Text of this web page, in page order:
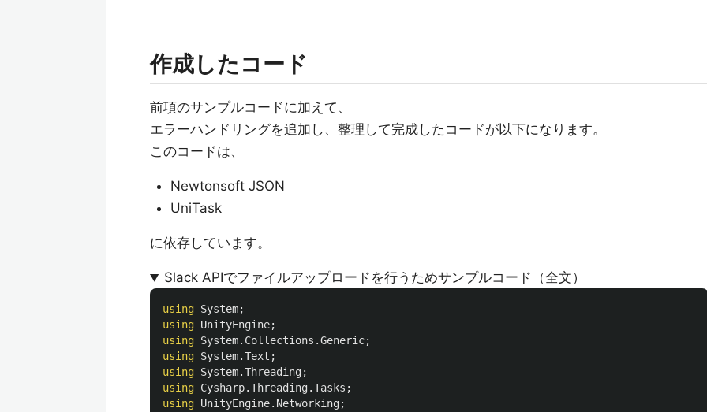
作成したコード
前項のサンプルコードに加えて、
エラーハンドリングを追加し、整理して完成したコードが以下になります。
このコードは、
Newtonsoft JSON
UniTask
に依存しています。
Slack APIでファイルアップロードを行うためサンプルコード（全文）
using System;
using UnityEngine;
using System.Collections.Generic;
using System.Text ;
using System.Threading;
using Cysharp.Threading.Tasks ;
using UnityEngine.Networking;